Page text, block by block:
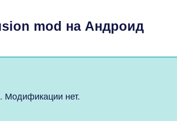
mod на Андроид
Модификации нет.